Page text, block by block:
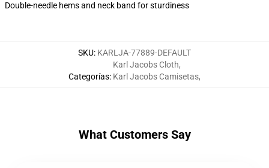
Double-needle hems and neck band for sturdiness
SKU: KARLJA-77889-DEFAULT
Categorías:
Karl Jacobs Cloth,
Karl Jacobs Camisetas,
What Customers Say